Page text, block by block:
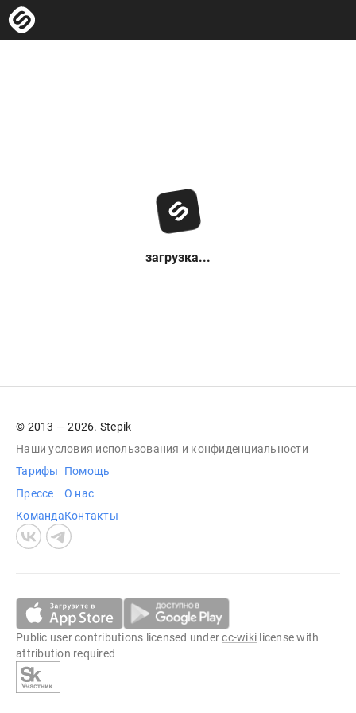
загрузка...
© 2013 — 2026. Stepik
Наши условия использования и конфиденциальности
Тарифы
Прессе
Команда
Помощь
О нас
Контакты
Public user contributions licensed undercc-wiki license with
attribution required